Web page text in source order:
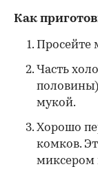
Как
Просейте
Часть
мукой.
Хорошо
комков.
миксером